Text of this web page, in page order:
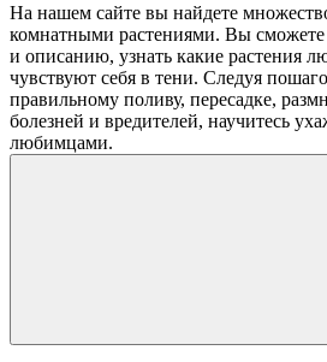
На нашем сайте вы найдете
комнатными растениями. Вы сможете
и описанию, узнать какие растения
чувствуют себя в тени. Следуя
правильному поливу, пересадке,
болезней и вредителей, научитесь
любимцами.